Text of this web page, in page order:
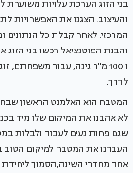
בני הזוג הערכת עלויות משוערת
והעיצוב. הצגנו את האפשרויות
המרכזי. לאחר קבלת כל הנתונים
לדרך.
המטבח הוא האלמנט הראשון
לא אהבנו את המיקום שלו מיד
שגם פחות נעים לעבוד ולבלות
העברנו את המטבח למיקום הטוב
אחד מחדרי השינה,הסמוך ליחידת